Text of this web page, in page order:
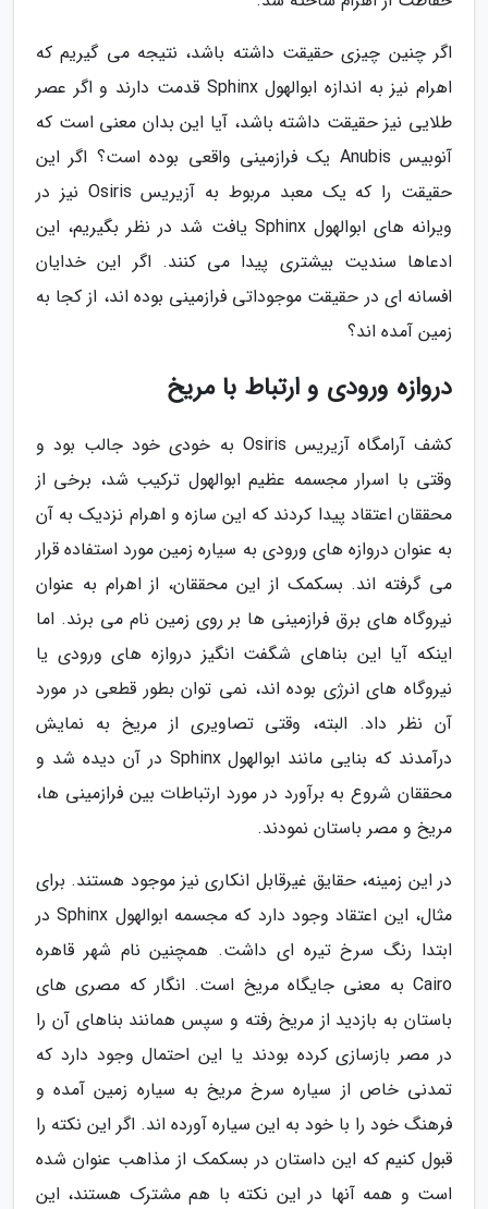
اگر چنین چیزی حقیقت داشته باشد، نتیجه می گیریم که
اهرام نیز به اندازه ابوالهول Sphinx قدمت دارند و اگر عصر
طلایی نیز حقیقت داشته باشد، آیا این بدان معنی است که
آنوبیس Anubis یک فرازمینی واقعی بوده است؟ اگر این
حقیقت را که یک معبد مربوط به آزیریس Osiris نیز در
ویرانه های ابوالهول Sphinx یافت شد در نظر بگیریم، این
ادعاها سندیت بیشتری پیدا می کنند. اگر این خدایان
افسانه ای در حقیقت موجوداتی فرازمینی بوده اند، از کجا به
زمین آمده اند؟
دروازه ورودی و ارتباط با مریخ
کشف آرامگاه آزیریس Osiris به خودی خود جالب بود و
وقتی با اسرار مجسمه عظیم ابوالهول ترکیب شد، برخی از
محققان اعتقاد پیدا کردند که این سازه و اهرام نزدیک به آن
به عنوان دروازه های ورودی به سیاره زمین مورد استفاده قرار
می گرفته اند. بسکمک از این محققان، از اهرام به عنوان
نیروگاه های برق فرازمینی ها بر روی زمین نام می برند. اما
اینکه آیا این بناهای شگفت انگیز دروازه های ورودی یا
نیروگاه های انرژی بوده اند، نمی توان بطور قطعی در مورد
آن نظر داد. البته، وقتی تصاویری از مریخ به نمایش
درآمدند که بنایی مانند ابوالهول Sphinx در آن دیده شد و
محققان شروع به برآورد در مورد ارتباطات بین فرازمینی ها،
مریخ و مصر باستان نمودند.
در این زمینه، حقایق غیرقابل انکاری نیز موجود هستند. برای
مثال، این اعتقاد وجود دارد که مجسمه ابوالهول Sphinx در
ابتدا رنگ سرخ تیره ای داشت. همچنین نام شهر قاهره
Cairo به معنی جایگاه مریخ است. انگار که مصری های
باستان به بازدید از مریخ رفته و سپس همانند بناهای آن را
در مصر بازسازی کرده بودند یا این احتمال وجود دارد که
تمدنی خاص از سیاره سرخ مریخ به سیاره زمین آمده و
فرهنگ خود را با خود به این سیاره آورده اند. اگر این نکته را
قبول کنیم که این داستان در بسکمک از مذاهب عنوان شده
است و همه آنها در این نکته با هم مشترک هستند، این